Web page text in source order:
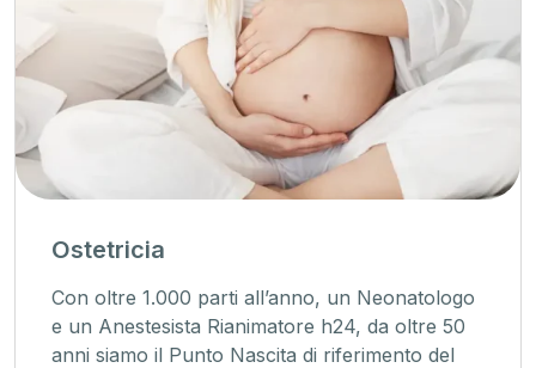
Ostetricia
Con oltre 1.000 parti all’anno, un Neonatologo
e un Anestesista Rianimatore h24, da oltre 50
anni siamo il Punto Nascita di riferimento del